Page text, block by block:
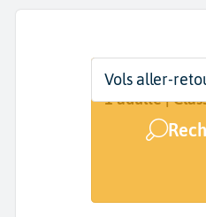
Départ
De...
Dates
Dates de
Voyageurs |
1 adulte |
Vols aller-